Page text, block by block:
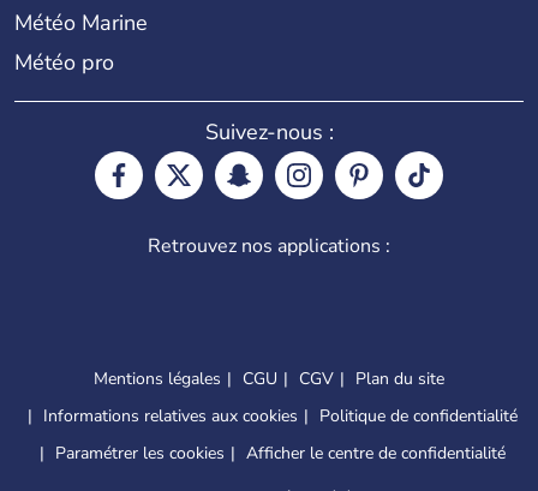
Météo Marine
Météo pro
Suivez-nous :
Retrouvez nos applications :
Mentions légales CGU CGV
Plan du site
Informations relatives aux cookies
Politique de confidentialité
Paramétrer les cookies
Afficher le centre de confidentialité